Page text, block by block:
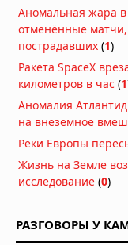
Аномальная жара
отменённые
пострадавших (1)
Ракета SpaceX
километров в час (1
Аномалия
на внеземное
Реки Европы
Жизнь на Земле
исследование (0)
РАЗГОВОРЫ У